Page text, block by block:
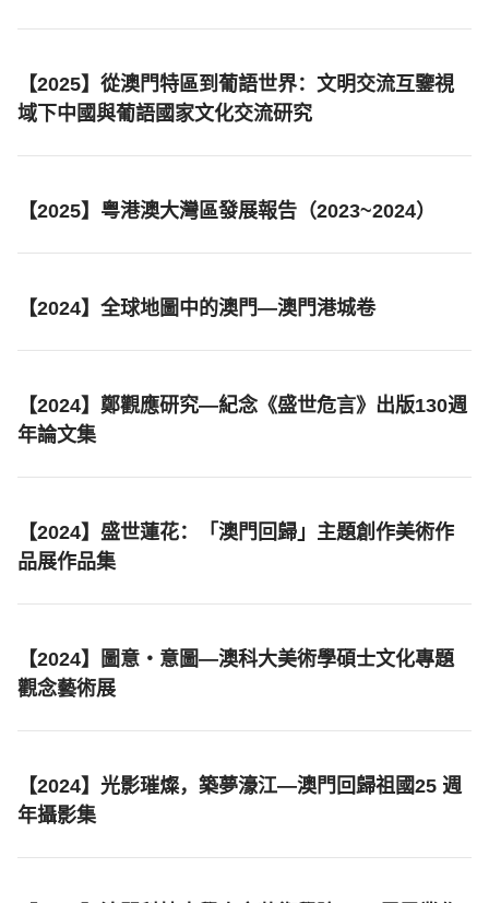
【2025】從澳門特區到葡語世界：文明交流互鑒視
域下中國與葡語國家文化交流研究
【2025】粤港澳大灣區發展報告（2023~2024）
【2024】全球地圖中的澳門—澳門港城卷
【2024】鄭觀應研究—紀念《盛世危言》出版130週
年論文集
【2024】盛世蓮花：「澳門回歸」主題創作美術作
品展作品集
【2024】圖意‧意圖—澳科大美術學碩士文化專題
觀念藝術展
【2024】光影璀燦，築夢濠江—澳門回歸祖國25 週
年攝影集